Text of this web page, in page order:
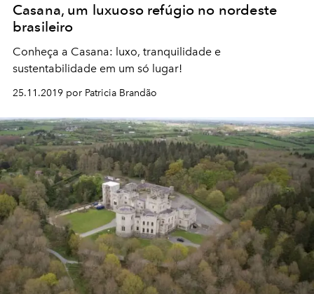
Casana, um luxuoso refúgio no nordeste
brasileiro
Conheça a Casana: luxo, tranquilidade e
sustentabilidade em um só lugar!
25.11.2019 por Patricia Brandão